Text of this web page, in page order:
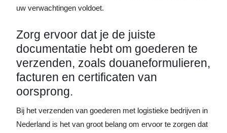
uw verwachtingen voldoet.
Zorg ervoor dat je de juiste
documentatie hebt om goederen te
verzenden, zoals douaneformulieren,
facturen en certificaten van
oorsprong.
Bij het verzenden van goederen met logistieke bedrijven in
Nederland is het van groot belang om ervoor te zorgen dat